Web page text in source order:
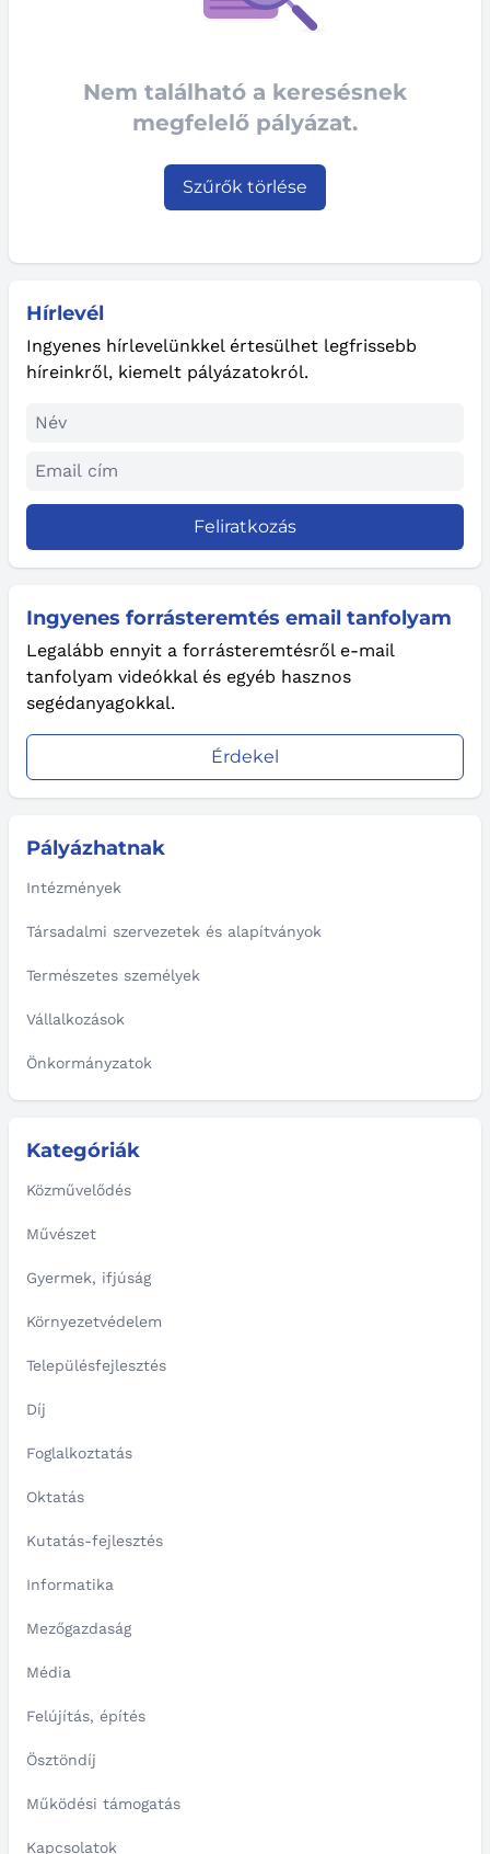
Hírlevél
Ingyenes hírlevelünkkel értesülhet legfrissebb
híreinkről, kiemelt pályázatokról.
Feliratkozás
Ingyenes forrásteremtés email tanfolyam
Legalább ennyit a forrásteremtésről e-mail
tanfolyam videókkal és egyéb hasznos
segédanyagokkal.
Érdekel
Pályázhatnak
Intézmények
Társadalmi szervezetek és alapítványok
Természetes személyek
Vállalkozások
Önkormányzatok
Kategóriák
Közművelődés
Művészet
Gyermek, ifjúság
Környezetvédelem
Településfejlesztés
Díj
Foglalkoztatás
Oktatás
Kutatás-fejlesztés
Informatika
Mezőgazdaság
Média
Felújítás, építés
Ösztöndíj
Működési támogatás
Kapcsolatok
Nem található a keresésnek
megfelelő pályázat.
Szűrők törlése